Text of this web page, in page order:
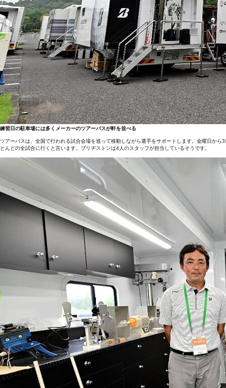
練習日の駐車場には多くメーカーのツアーバスが軒を並べる
ツアーバスは、全国で行われる試合会場を巡って移動しながら選手をサポートします。金曜日か
とんどの全試合に行くと言います。ブリヂストンは4人のスタッフが担当しているそうです。